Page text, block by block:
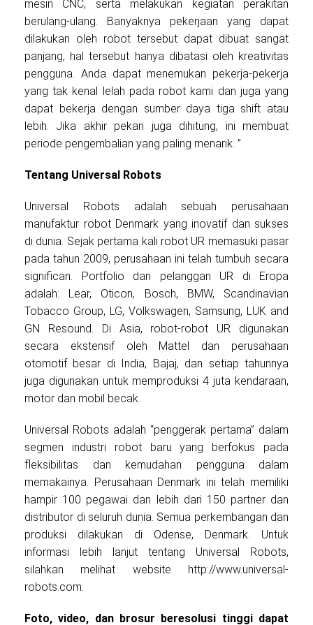
mesin CNC, serta melakukan kegiatan perakitan
berulang-ulang. Banyaknya pekerjaan yang dapat
dilakukan oleh robot tersebut dapat dibuat sangat
panjang, hal tersebut hanya dibatasi oleh kreativitas
pengguna. Anda dapat menemukan pekerja-pekerja
yang tak kenal lelah pada robot kami dan juga yang
dapat bekerja dengan sumber daya tiga shift atau
lebih. Jika akhir pekan juga dihitung, ini membuat
periode pengembalian yang paling menarik. ”
Tentang Universal Robots
Universal Robots adalah sebuah perusahaan
manufaktur robot Denmark yang inovatif dan sukses
di dunia. Sejak pertama kali robot UR memasuki pasar
pada tahun 2009, perusahaan ini telah tumbuh secara
significan. Portfolio dari pelanggan UR di Eropa
adalah: Lear, Oticon, Bosch, BMW, Scandinavian
Tobacco Group, LG, Volkswagen, Samsung, LUK and
GN Resound. Di Asia, robot-robot UR digunakan
secara ekstensif oleh Mattel dan perusahaan
otomotif besar di India, Bajaj, dan setiap tahunnya
juga digunakan untuk memproduksi 4 juta kendaraan,
motor dan mobil becak.
Universal Robots adalah “penggerak pertama” dalam
segmen industri robot baru yang berfokus pada
fleksibilitas dan kemudahan pengguna dalam
memakainya. Perusahaan Denmark ini telah memiliki
hampir 100 pegawai dan lebih dari 150 partner dan
distributor di seluruh dunia. Semua perkembangan dan
produksi dilakukan di Odense, Denmark. Untuk
informasi lebih lanjut tentang Universal Robots,
silahkan melihat website http://www.universal-
robots.com.
Foto, video, dan brosur beresolusi tinggi dapat